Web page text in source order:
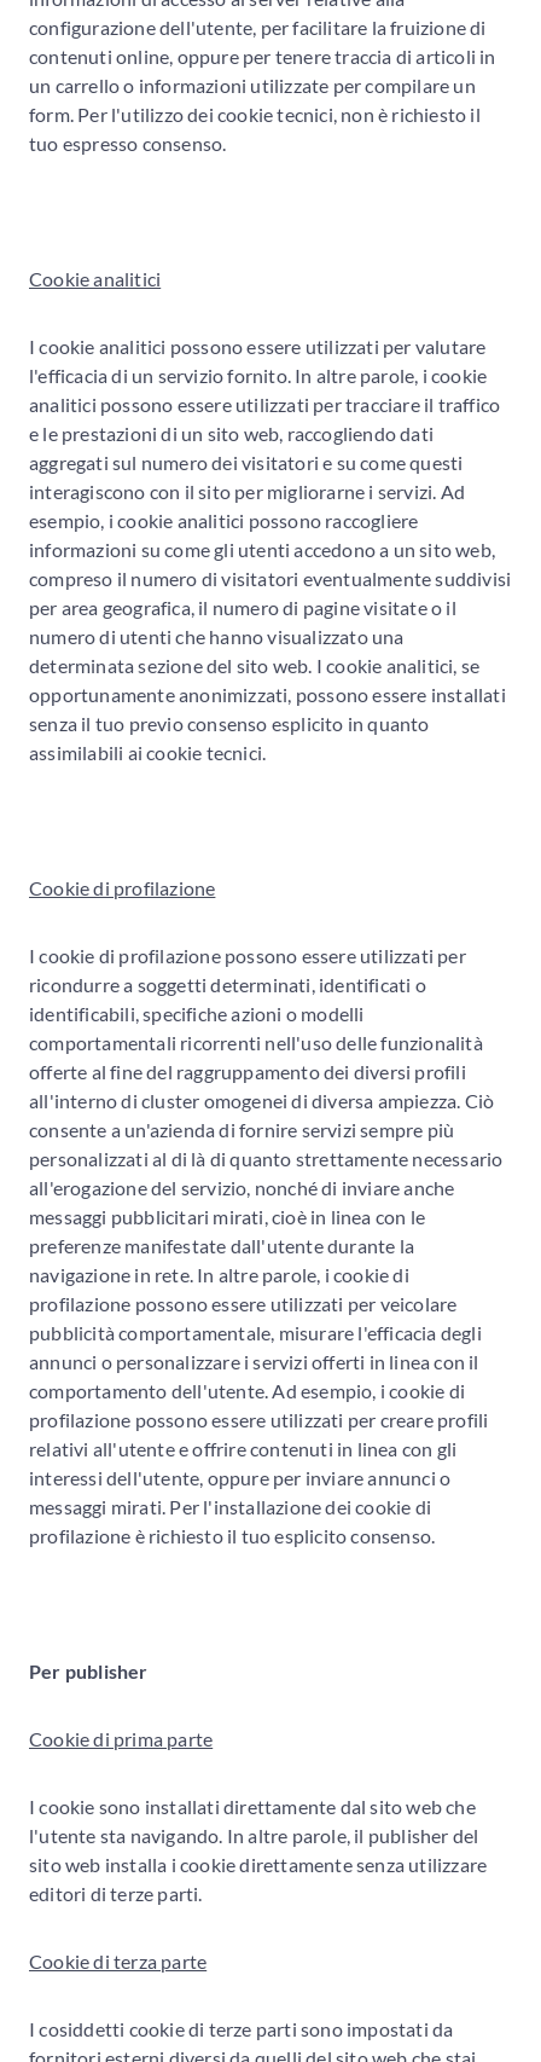
configurazione dell'utente, per facilitare la fruizione di
contenuti online, oppure per tenere traccia di articoli in
un carrello o informazioni utilizzate per compilare un
form. Per l'utilizzo dei cookie tecnici, non è richiesto il
tuo espresso consenso.
Cookie analitici
I cookie analitici possono essere utilizzati per valutare
l'efficacia di un servizio fornito. In altre parole, i cookie
analitici possono essere utilizzati per tracciare il traffico
e le prestazioni di un sito web, raccogliendo dati
aggregati sul numero dei visitatori e su come questi
interagiscono con il sito per migliorarne i servizi. Ad
esempio, i cookie analitici possono raccogliere
informazioni su come gli utenti accedono a un sito web,
compreso il numero di visitatori eventualmente suddivisi
per area geografica, il numero di pagine visitate o il
numero di utenti che hanno visualizzato una
determinata sezione del sito web. I cookie analitici, se
opportunamente anonimizzati, possono essere installati
senza il tuo previo consenso esplicito in quanto
assimilabili ai cookie tecnici.
Cookie di profilazione
I cookie di profilazione possono essere utilizzati per
ricondurre a soggetti determinati, identificati o
identificabili, specifiche azioni o modelli
comportamentali ricorrenti nell'uso delle funzionalità
offerte al fine del raggruppamento dei diversi profili
all'interno di cluster omogenei di diversa ampiezza. Ciò
consente a un'azienda di fornire servizi sempre più
personalizzati al di là di quanto strettamente necessario
all'erogazione del servizio, nonché di inviare anche
messaggi pubblicitari mirati, cioè in linea con le
preferenze manifestate dall'utente durante la
navigazione in rete. In altre parole, i cookie di
profilazione possono essere utilizzati per veicolare
pubblicità comportamentale, misurare l'efficacia degli
annunci o personalizzare i servizi offerti in linea con il
comportamento dell'utente. Ad esempio, i cookie di
profilazione possono essere utilizzati per creare profili
relativi all'utente e offrire contenuti in linea con gli
interessi dell'utente, oppure per inviare annunci o
messaggi mirati. Per l'installazione dei cookie di
profilazione è richiesto il tuo esplicito consenso.
Per publisher
Cookie di prima parte
I cookie sono installati direttamente dal sito web che
l'utente sta navigando. In altre parole, il publisher del
sito web installa i cookie direttamente senza utilizzare
editori di terze parti.
Cookie di terza parte
I cosiddetti cookie di terze parti sono impostati da